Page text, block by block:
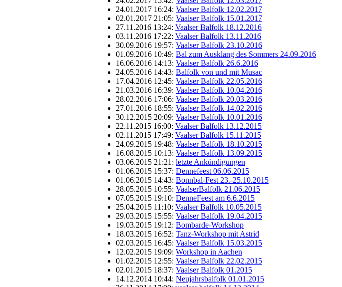
24.01.2017 16:24: Vaalser Balfolk 12.02.2017
02.01.2017 21:05: Vaalser Balfolk 15.01.2017
27.11.2016 13:24: Vaalser Balfolk 18.12.2016
03.11.2016 17:22: Vaalser Balfolk 13.11.2016
30.09.2016 19:57: Vaalser Balfolk 23.10.2016
01.09.2016 10:49: Bal zum Ausklang des Sommers 24.09.2016
16.06.2016 14:13: Vaalser Balfolk 26.6.2016
24.05.2016 14:43: Balfolk von und mit Musac
17.04.2016 12:45: Vaalser Balfolk 22.05.2016
21.03.2016 16:39: Vaalser Balfolk 10.04.2016
28.02.2016 17:06: Vaalser Balfolk 20.03.2016
27.01.2016 18:55: Vaalser Balfolk 14.02.2016
30.12.2015 20:09: Vaalser Balfolk 10.01.2016
22.11.2015 16:00: Vaalser Balfolk 13.12.2015
02.11.2015 17:49: Vaalser Balfolk 15.11.2015
24.09.2015 19:48: Vaalser Balfolk 18.10.2015
16.08.2015 10:13: Vaalser Balfolk 13.09.2015
03.06.2015 21:21: letzte Ankündigungen
01.06.2015 15:37: Dennefeest 06.06.2015
01.06.2015 14:43: Bonnbal-Fest 23.-25.10.2015
28.05.2015 10:55: VaalserBalfolk 21.06.2015
07.05.2015 19:10: DenneFeest am 6.6.2015
25.04.2015 11:10: Vaalser Balfolk 10.05.2015
29.03.2015 15:55: Vaalser Balfolk 19.04.2015
19.03.2015 19:12: Bombarde-Workshop
18.03.2015 16:52: Tanz-Workshop mit Astrid
02.03.2015 16:45: Vaalser Balfolk 15.03.2015
12.02.2015 19:09: Workshop in Aachen
01.02.2015 12:55: Vaalser Balfolk 22.02.2015
02.01.2015 18:37: Vaalser Balfolk 01.2015
14.12.2014 10:44: Neujahrsbalfolk 01.01.2015